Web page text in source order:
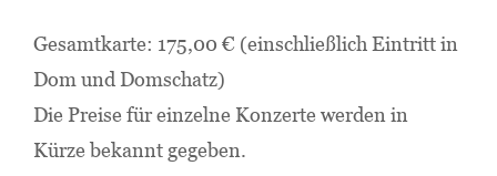
Gesamtkarte: 175,00 € (einschließlich Eintritt in
Dom und Domschatz)
Die Preise für einzelne Konzerte werden in
Kürze bekannt gegeben.